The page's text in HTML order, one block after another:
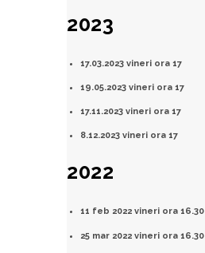
2023
17.03.2023 vineri ora 17
19.05.2023 vineri ora 17
17.11.2023 vineri ora 17
8.12.2023 vineri ora 17
2022
11 feb 2022 vineri ora 16.30
25 mar 2022 vineri ora 16.30